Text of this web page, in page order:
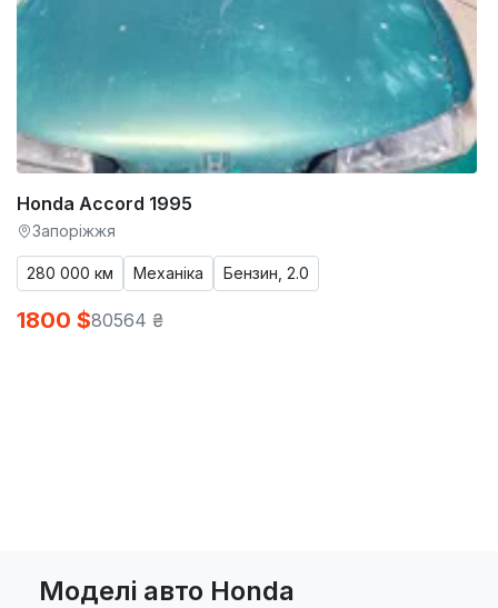
Honda Accord 1995
Запоріжжя
280 000 км Механіка Бензин, 2.0
1800 $80564 ₴
Моделі авто Honda